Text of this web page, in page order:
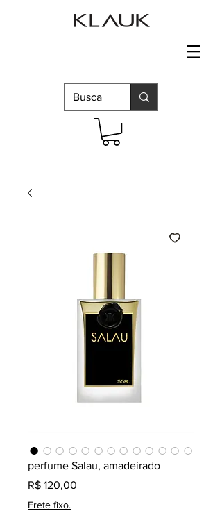
perfume Salau, amadeirado
R$ 120,00
Frete fixo.